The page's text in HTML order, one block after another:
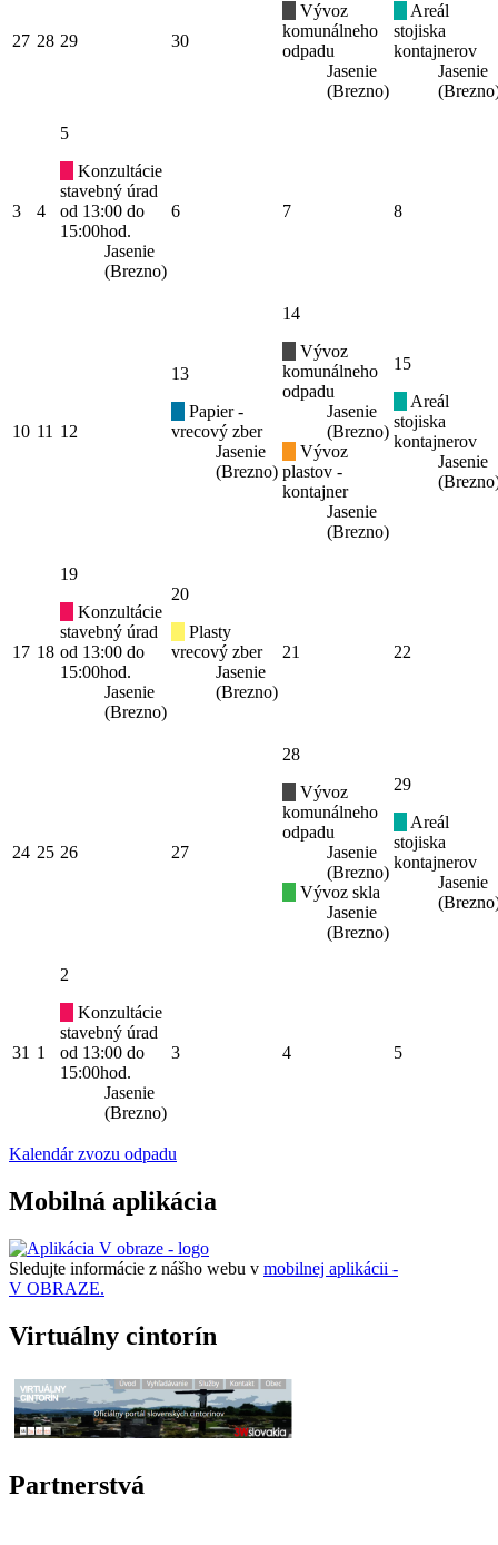
27 28 29 30
Vývoz
komunálneho
odpadu
Jasenie
(Brezno)
Areál
stojiska
kontajnerov
Jasenie
3 4
5
Konzultácie
stavebný úrad
od 13:00 do
15:00hod.
Jasenie
(Brezno)
6 7 8
10 11 12
13
Papier -
vrecový zber
Jasenie
(Brezno)
14
Vývoz
komunálneho
odpadu
Jasenie
(Brezno)
Vývoz
plastov -
kontajner
Jasenie
(Brezno)
15
Areál
stojiska
kontajnerov
Jasenie
17 18
19
Konzultácie
stavebný úrad
od 13:00 do
15:00hod.
Jasenie
(Brezno)
20
Plasty
vrecový zber
Jasenie
(Brezno)
21 22
24 25 26 27
28
Vývoz
komunálneho
odpadu
Jasenie
(Brezno)
Vývoz skla
Jasenie
(Brezno)
29
Areál
stojiska
kontajnerov
Jasenie
31 1
2
Konzultácie
stavebný úrad
od 13:00 do
15:00hod.
Jasenie
(Brezno)
3 4 5
Kalendár zvozu odpadu
Mobilná aplikácia
Sledujte informácie z nášho webu v mobilnej aplikácii -
V OBRAZE.
Virtuálny cintorín
Partnerstvá